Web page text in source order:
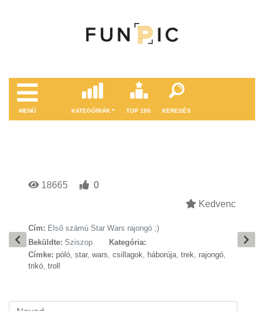
MENÜ KATEGÓRIÁK TOP 100 KERESÉS
18665
0
Kedvenc
Cím: Első számú Star Wars rajongó ;)
Beküldte: Sziszop
Kategória:
Címke: póló, star, wars, csillagok, háborúja, trek, rajongó,
trikó, troll